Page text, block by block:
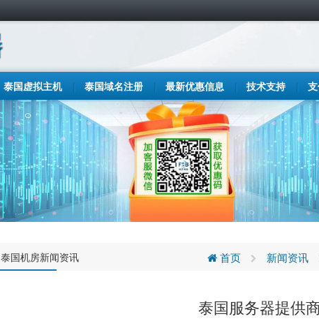
泰国虚拟主机 泰国域名注册 最新优惠信息 技术支持
泰国机房新闻资讯 首页 新闻资讯
泰国服务器提供